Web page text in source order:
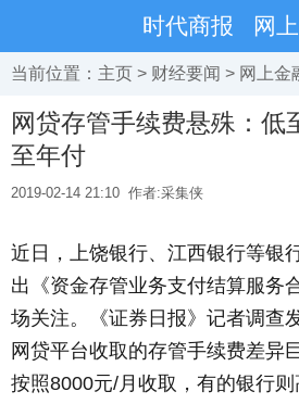
时代商报 网
当前位置： 主页 > 财经要闻 > 网上金
网贷存管手续费悬殊：低
至年付
2019-02-14 21:10 作者:采集侠
近日，上饶银行、江西银行等银
出《资金存管业务支付结算服务
场关注。《证券日报》记者调查
网贷平台收取的存管手续费差异
按照8000元/月收取，有的银行